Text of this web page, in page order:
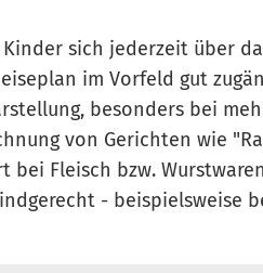
sich jederzeit über
im Vorfeld gut
besonders bei
von Gerichten wie
bei Fleisch bzw.
- beispielsweise